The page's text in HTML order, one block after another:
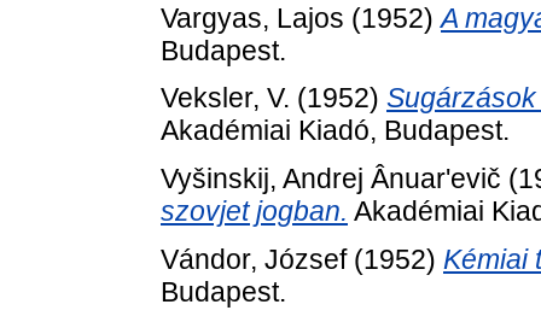
Vargyas, Lajos (1952)A
Budapest.
Veksler, V. (1952)
Akadémiai Kiadó, Budapest.
Vyšinskij, Andrej Ânuar'evič
szovjet jogban. Akadémiai
Vándor, József(1952) Kémiai
Budapest.